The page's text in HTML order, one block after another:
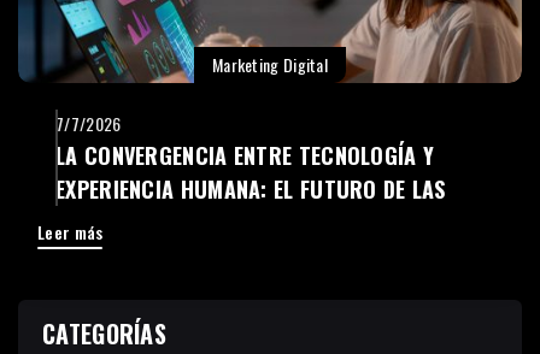
Marketing Digital
7/7/2026
LA CONVERGENCIA ENTRE TECNOLOGÍA Y
EXPERIENCIA HUMANA: EL FUTURO DE LAS
EMPRESAS DIGITALES
Leer más
CATEGORÍAS